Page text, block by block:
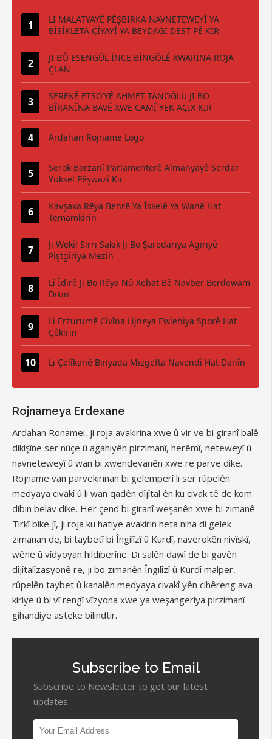
LI MALATYAYÊ PÊŞBİRKA NAVNETEWEYÎ YA
BÎSİKLETA ÇÎYAYÎ YA BEYDAĞI DEST PÊ KIR
JI BÔ ESENGÜL İNCE BİNGÖLÊ XWARINA ROJA
ÇLAN
SEREKÊ ETSO’YÊ AHMET TANOĞLU JI BO
BÎRANÎNA BAVÊ XWE CAMÎ YEK AÇIX KIR
Ardahan Rojname Logo
Serok Barzanî Parlamenterê Almanyayê Serdar
Yüksel Pêşwazî Kir
Kavşaxa Rêya Behrê Ya Îskelê Ya Wanê Hat
Temamkirin
Ji Wekîl Sırrı Sakık Ji Bo Şaredariya Agiriyê
Piştgiriya Mezin
Li Îdirê Ji Bo Rêya Nû Xebat Bê Navber Berdewam
Dikin
Li Erzurumê Civîna Lijneya Ewlehiya Sporê Hat
Çêkirin
Li Çelîkanê Binyada Mizgefta Navendî Hat Danîn
Rojnameya Erdexane
Ardahan Ronamei, ji roja avakirina xwe û vir ve bi giranî balê
dikişîne ser nûçe û agahiyên pirzimanî, herêmî, neteweyî û
navneteweyî û wan bi xwendevanên xwe re parve dike.
Rojname van parvekirinan bi gelemperî li ser rûpelên
medyaya civakî û li wan qadên dîjîtal ên ku civak tê de kom
dibin belav dike. Her çend bi giranî weşanên xwe bi zimanê
Tirkî bike jî, ji roja ku hatiye avakirin heta niha di gelek
zimanan de, bi taybetî bi Îngilîzî û Kurdî, naverokên nivîskî,
wêne û vîdyoyan hildiberîne. Di salên dawî de bi gavên
dîjîtalîzasyonê re, ji bo zimanên Îngilîzî û Kurdî malper,
rûpelên taybet û kanalên medyaya civakî yên cihêreng ava
kiriye û bi vî rengî vîzyona xwe ya weşangeriya pirzimanî
gihandiye asteke bilindtir.
Subscribe to Email
Subscribe to Newsletter to get our latest
updates.